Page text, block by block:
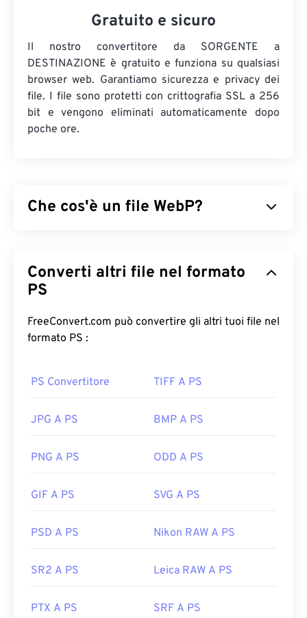
Gratuito e sicuro
Il nostro convertitore da SORGENTE a
DESTINAZIONE è gratuito e funziona su qualsiasi
browser web. Garantiamo sicurezza e privacy dei
file. I file sono protetti con crittografia SSL a 256
bit e vengono eliminati automaticamente dopo
poche ore.
Che cos'è un file WebP?
per pagine web e applicazioni mobili. Le immagini
WebP sono fino al 30% più piccole dei file
qualità visiva simile. Le immagini WebP si caricano
rapidamente su pagine web e applicazioni mobili.
Chrome (Chrome)
, che funziona su tutte le
. Oltre a Chrome, tutti gli altri browser web
PaintShop Pro
. Prima di utilizzareIrfanView
assicurati di installare i plugin per l'apertura di
Sviluppato da:
Converti altri file nel formato
PS
FreeConvert.com può convertire gli altri tuoi file nel
formato PS :
PS Convertitore TIFF A PS
JPG A PS BMP A PS
PNG A PS ODD A PS
GIF A PS SVG A PS
PSD A PS Nikon RAW A PS
SR2 A PS Leica RAW A PS
PTX A PS SRF A PS